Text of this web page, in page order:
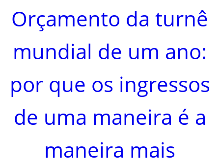
V
i
d
Orçamento da turnê
mundial de um ano:
por que os ingressos
de uma maneira é a
maneira mais